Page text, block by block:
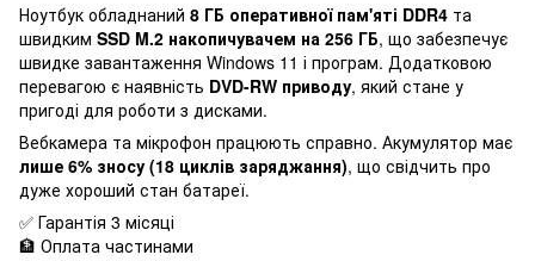
Ноутбук обладнаний 8 ГБ оперативної пам'яті DDR4 та
швидким SSD M.2 накопичувачем на 256 ГБ, що забезпечує
швидке завантаження Windows 11 і програм. Додатковою
перевагою є наявність DVD-RW приводу, який стане у
пригоді для роботи з дисками.
Вебкамера та мікрофон працюють справно. Акумулятор має
лише 6% зносу (18 циклів заряджання), що свідчить про
дуже хороший стан батареї.
✅ Гарантія 3 місяці
🏦 Оплата частинами